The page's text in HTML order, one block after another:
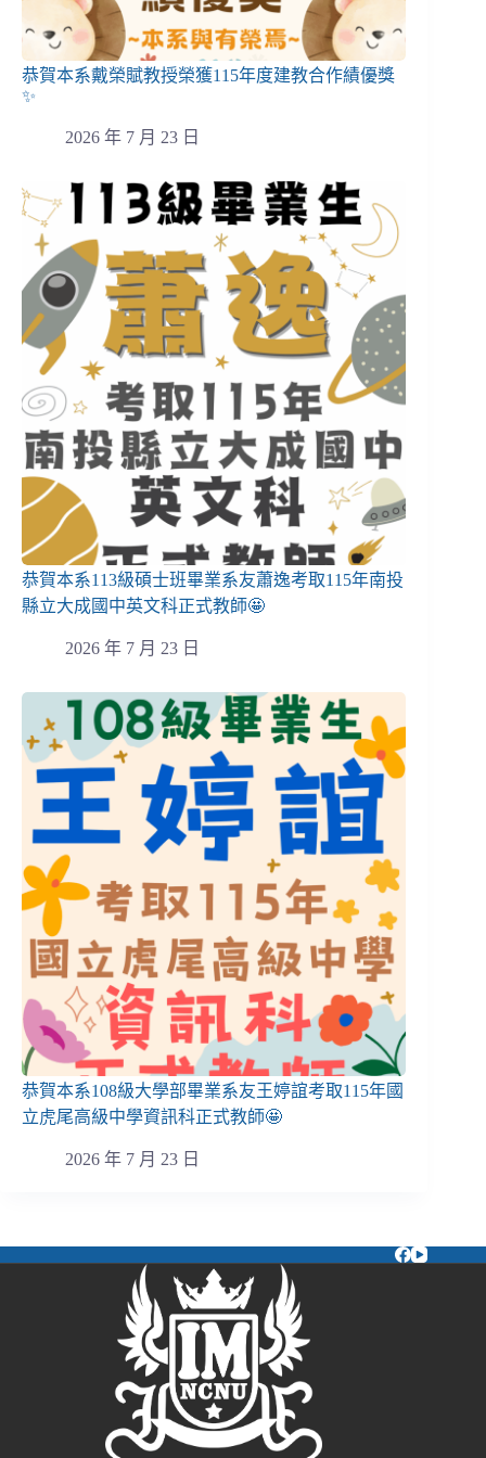
恭賀本系戴榮賦教授榮獲115年度建教合作績優獎
✨
2026 年 7 月 23 日
恭賀本系113級碩士班畢業系友蕭逸考取115年南投
縣立大成國中英文科正式教師🤩
2026 年 7 月 23 日
恭賀本系108級大學部畢業系友王婷誼考取115年國
立虎尾高級中學資訊科正式教師🤩
2026 年 7 月 23 日